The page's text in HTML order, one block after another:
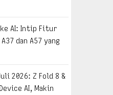
AI: Intip Fitur
dan A57 yang
2026: Z Fold 8 &
AI, Makin